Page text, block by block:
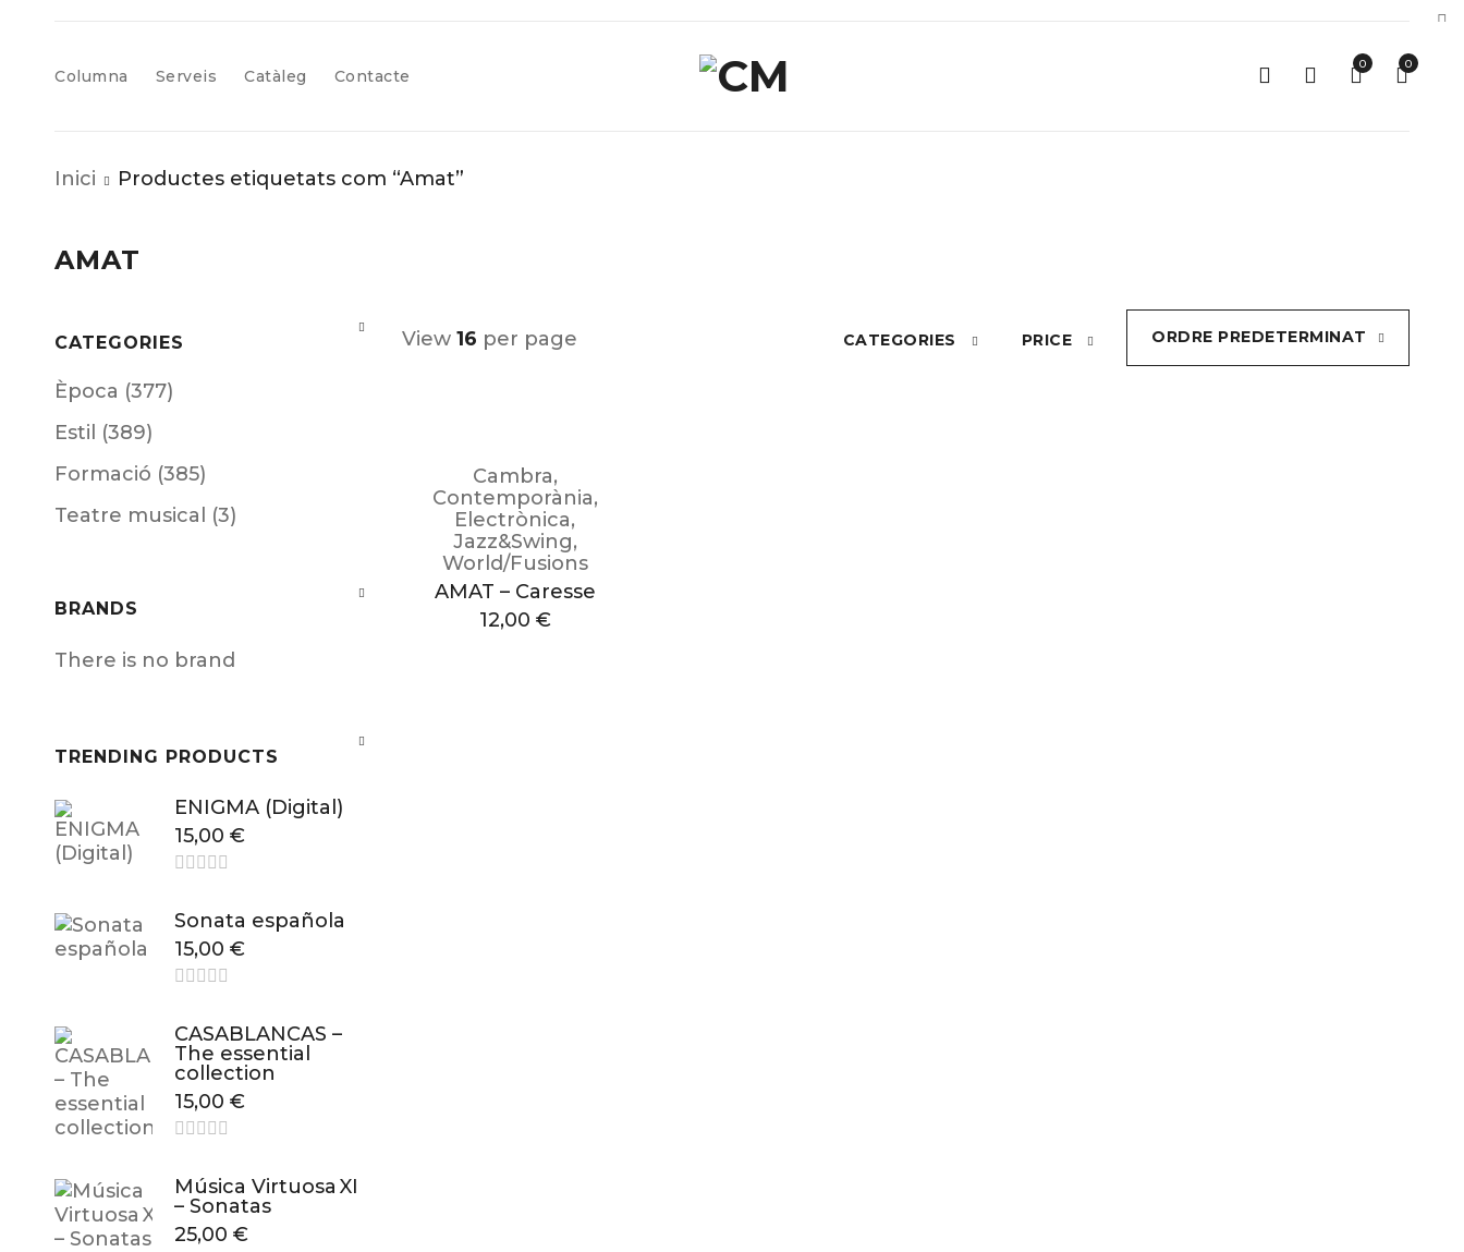
Columna Serveis Catàleg Contacte
0
0
Inici Productes etiquetats com “Amat”
AMAT
CATEGORIES
Època (377)
Estil (389)
Formació (385)
Teatre musical (3)
BRANDS
There is no brand
TRENDING PRODUCTS
ENIGMA (Digital)
15,00 €
Sonata española
15,00 €
CASABLANCAS –
The essential
collection
15,00 €
Música Virtuosa XI
– Sonatas
25,00 €
ORDRE PREDETERMINAT
View 16 per page CATEGORIES PRICE
Cambra,
Contemporània,
Electrònica,
Jazz&Swing,
World/Fusions
AMAT – Caresse
12,00 €